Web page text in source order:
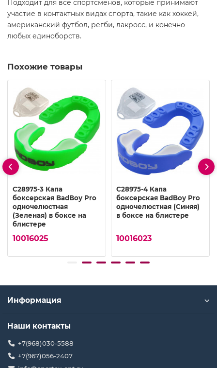
Подходит для все спортсменов, которые принимают
участие в контактных видах спорта, такие как хоккей,
американский футбол, регби, лакросс, и конечно
любых единоборств.
Похожие товары
C28975-3 Капа
боксерская BadBoу Prо
одночелюстная
(Зеленая) в боксе на
блистере
10016025
C28975-4 Капа
боксерская BadBoу Prо
одночелюстная (Синяя)
в боксе на блистере
10016023
Информация
Наши контакты
+7(968)030-5588
+7(967)056-2407